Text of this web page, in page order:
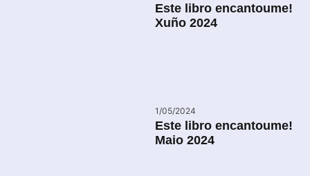
Este libro encantoume!
Xuño 2024
1/05/2024
Este libro encantoume!
Maio 2024